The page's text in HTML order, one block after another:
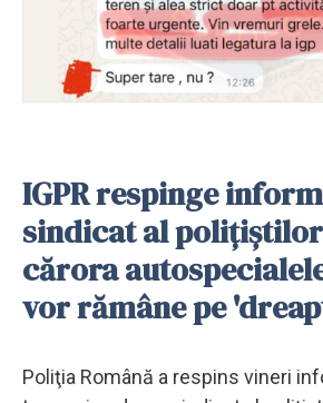
IGPR respinge
sindicat al
cărora
vor rămâne pe
Poliţia Română a respins vineri